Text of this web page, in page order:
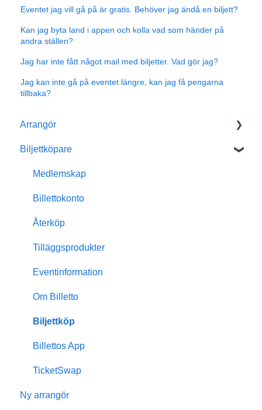
Eventet jag vill gå på är gratis. Behöver jag ändå en biljett?
Kan jag byta land i appen och kolla vad som händer på
andra ställen?
Jag har inte fått något mail med biljetter. Vad gör jag?
Jag kan inte gå på eventet längre, kan jag få pengarna
tillbaka?
Arrangör
Kom igång med Billetto
Mitt Billetto
Skapa event
Anpassningar & design
Medlemskap
Insikter & rapporter
Skanning & dörrförsäljning
Finansiellt
Billetto Advertising
Marknadsföring
Återkommande events
Biljettköpare
Medlemskap
Billettokonto
Återköp
Tilläggsprodukter
Eventinformation
Om Billetto
Biljettköp
Billettos App
TicketSwap
Ny arrangör